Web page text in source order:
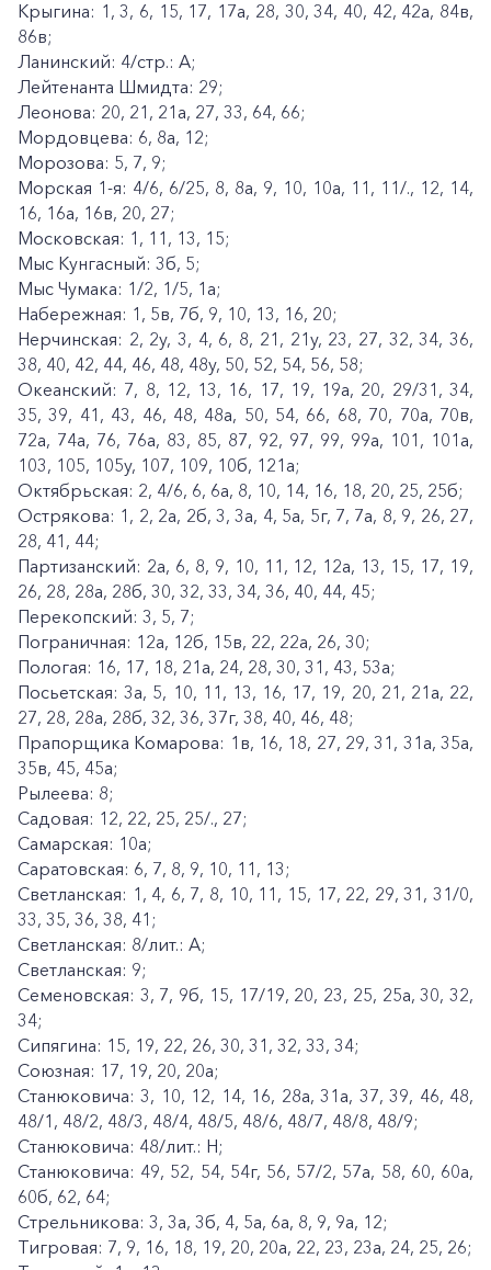
Крыгина: 1, 3, 6, 15, 17, 17а, 28, 30, 34, 40, 42, 42а, 84в,
86в;
Ланинский: 4/стр.: А;
Лейтенанта Шмидта: 29;
Леонова: 20, 21, 21а, 27, 33, 64, 66;
Мордовцева: 6, 8а, 12;
Морозова: 5, 7, 9;
Морская 1-я: 4/6, 6/25, 8, 8а, 9, 10, 10а, 11, 11/., 12, 14,
16, 16а, 16в, 20, 27;
Московская: 1, 11, 13, 15;
Мыс Кунгасный: 3б, 5;
Мыс Чумака: 1/2, 1/5, 1а;
Набережная: 1, 5в, 7б, 9, 10, 13, 16, 20;
Нерчинская: 2, 2у, 3, 4, 6, 8, 21, 21у, 23, 27, 32, 34, 36,
38, 40, 42, 44, 46, 48, 48у, 50, 52, 54, 56, 58;
Океанский: 7, 8, 12, 13, 16, 17, 19, 19а, 20, 29/31, 34,
35, 39, 41, 43, 46, 48, 48а, 50, 54, 66, 68, 70, 70а, 70в,
72а, 74а, 76, 76а, 83, 85, 87, 92, 97, 99, 99а, 101, 101а,
103, 105, 105у, 107, 109, 10б, 121а;
Октябрьская: 2, 4/6, 6, 6а, 8, 10, 14, 16, 18, 20, 25, 25б;
Острякова: 1, 2, 2а, 2б, 3, 3а, 4, 5а, 5г, 7, 7а, 8, 9, 26, 27,
28, 41, 44;
Партизанский: 2а, 6, 8, 9, 10, 11, 12, 12а, 13, 15, 17, 19,
26, 28, 28а, 28б, 30, 32, 33, 34, 36, 40, 44, 45;
Перекопский: 3, 5, 7;
Пограничная: 12а, 12б, 15в, 22, 22а, 26, 30;
Пологая: 16, 17, 18, 21а, 24, 28, 30, 31, 43, 53а;
Посьетская: 3а, 5, 10, 11, 13, 16, 17, 19, 20, 21, 21а, 22,
27, 28, 28а, 28б, 32, 36, 37г, 38, 40, 46, 48;
Прапорщика Комарова: 1в, 16, 18, 27, 29, 31, 31а, 35а,
35в, 45, 45а;
Рылеева: 8;
Садовая: 12, 22, 25, 25/., 27;
Самарская: 10а;
Саратовская: 6, 7, 8, 9, 10, 11, 13;
Светланская: 1, 4, 6, 7, 8, 10, 11, 15, 17, 22, 29, 31, 31/0,
33, 35, 36, 38, 41;
Светланская: 8/лит.: А;
Светланская: 9;
Семеновская: 3, 7, 9б, 15, 17/19, 20, 23, 25, 25а, 30, 32,
34;
Сипягина: 15, 19, 22, 26, 30, 31, 32, 33, 34;
Союзная: 17, 19, 20, 20а;
Станюковича: 3, 10, 12, 14, 16, 28а, 31а, 37, 39, 46, 48,
48/1, 48/2, 48/3, 48/4, 48/5, 48/6, 48/7, 48/8, 48/9;
Станюковича: 48/лит.: Н;
Станюковича: 49, 52, 54, 54г, 56, 57/2, 57а, 58, 60, 60а,
60б, 62, 64;
Стрельникова: 3, 3а, 3б, 4, 5а, 6а, 8, 9, 9а, 12;
Тигровая: 7, 9, 16, 18, 19, 20, 20а, 22, 23, 23а, 24, 25, 26;